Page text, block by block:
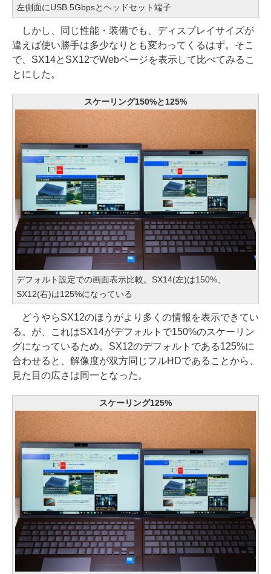
左側面にUSB 5Gbpsとヘッドセット端子
しかし、同じ性能・装備でも、ディスプレイサイズが
違えば使い勝手は多少なりとも変わってくるはず。そこ
で、SX14とSX12でWebページを表示して比べてみるこ
とにした。
スケーリング150%と125%
デフォルト設定での画面表示比較。SX14(左)は150%、
SX12(右)は125%になっている
どうやらSX12のほうがより多くの情報を表示できてい
る。が、これはSX14がデフォルトで150%のスケーリン
グになっているため。SX12のデフォルトである125%に
合わせると、解像度が双方同じフルHDであることから、
見た目の広さは同一となった。
スケーリング125%